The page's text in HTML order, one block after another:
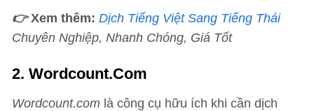
👉Xem thêm: Dịch Tiếng Việt Sang Tiếng Thái
Chuyên Nghiệp, Nhanh Chóng, Giá Tốt
2. Wordcount.com
Wordcount.com là công cụ hữu ích khi cần dịch